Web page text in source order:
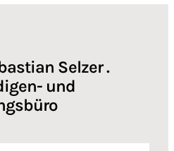
Selzer .
und